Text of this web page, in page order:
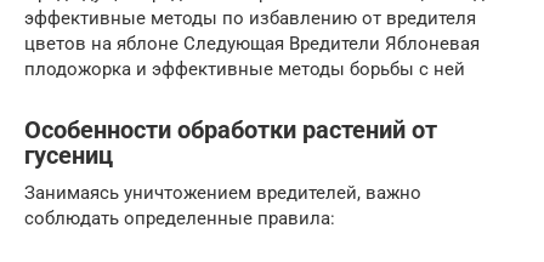
эффективные методы по избавлению от вредителя
цветов на яблоне Следующая Вредители Яблоневая
плодожорка и эффективные методы борьбы с ней
Особенности обработки растений от
гусениц
Занимаясь уничтожением вредителей, важно
соблюдать определенные правила: